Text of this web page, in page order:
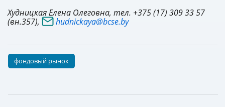
Худницкая Елена Олеговна, тел. +375 (17) 309 33 57
(вн.357),
hudnickaya@bcse.by
фондовый рынок